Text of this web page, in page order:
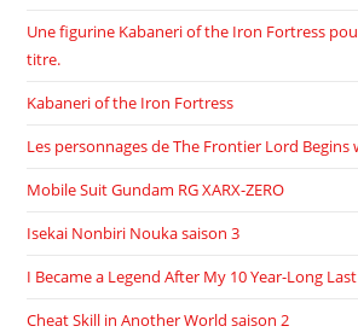
Une figurine Kabaneri of the Iron Fortress
titre.
Kabaneri of the Iron Fortress
Les personnages de The Frontier Lord Begins
Mobile Suit Gundam RG XARX-ZERO
Isekai Nonbiri Nouka saison 3
I Became a Legend After My 10 Year-Long
Cheat Skill in Another World saison 2